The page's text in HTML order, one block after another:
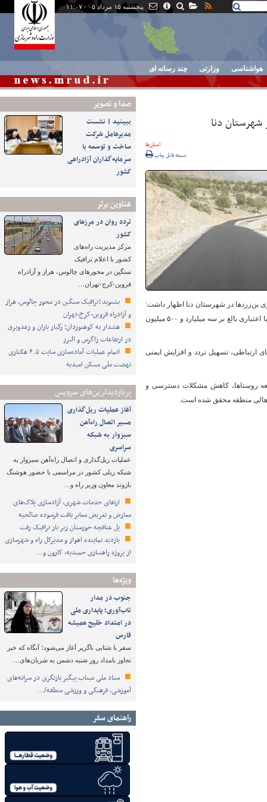
پنجشنبه ۱۵ مرداد ۰۵ - ۱۱:۰۷
هواشناسی وزارتی چند رسانه ای
صدا و تصوير
ببینید | نشست
مدیرعامل شرکت
ساخت و توسعه با
سرمایه‌گذاران آزادراهی
کشور
عناوین برتر
تردد روان در مرزهای
کشور
مرکز مدیریت راه‌های
کشور با اعلام ترافیک
سنگین در محورهای چالوس، هراز و آزادراه
قزوین-کرج-تهران…
بشنوید|ترافیک سنگین در محور چالوس، هراز
و آزادراه قزوین-کرج-تهران
هشدار به کوهنوردان؛ رگبار باران و رعدوبرق
در ارتفاعات زاگرس و البرز
اتمام عملیات آماده‌سازی سایت ۴.۵ هکتاری
نهضت ملی مسکن امیدیه
پربازدیدترین‌های سرویس
آغاز عملیات ریل‌گذاری
مسیر اتصال راه‌آهن
سبزوار به شبکه
سراسری
عملیات ریل‌گذاری و اتصال راه‌آهن سبزوار به
شبکه ریلی کشور در مراسمی با حضور هوشنگ
بازوند معاون وزیر راه و…
ارتقای خدمات شهری، آزادسازی پلاک‌های
معارض و تعریض معابر بافت فرسوده صالحیه
پل عنافچه خوزستان زیر بار ترافیک رفت
بازدید نماینده اهواز و مدیرکل راه و شهرسازی
از پروژه راهسازی حمیدیه، کارون و…
ویژه‌ها
جنوب در مدار
تاب‌آوری؛ پایداری ملی
در امتداد خلیج همیشه
فارس
سفر با شتابی ناگزیر آغاز می‌شود؛ آنگاه که خبر
تجاوز بامداد روز شنبه دشمن به شریان‌های…
ستاد ملی میناب پیگیر بازنگری در سرانه‌های
آموزشی، فرهنگی و ورزشی منطقه/…
راهنمای سفر
دنا
استان‌ها
نسخه قابل چاپ
بن‌زردها در شهرستان دنا اظهار داشت:
این پروژه شامل خاک‌برداری، زیرسازی، آسفالت‌ریزی و احداث دو دستگاه پل لوله‌ای بوده که در مجموع با اعتباری بالغ بر سه میلیارد و ۵۰۰ میلیون
کیفیت زیرساخت‌های ارتباطی، تسهیل تردد و افزایش ایمنی
روستاها، کاهش مشکلات دسترسی و
اهالی منطقه محقق شده است.